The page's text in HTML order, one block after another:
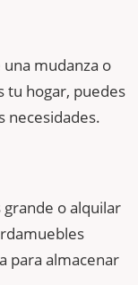
mudanza o
tu hogar, puedes
necesidades.
grande o alquilar
para almacenar